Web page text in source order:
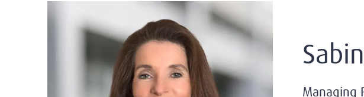
Managing